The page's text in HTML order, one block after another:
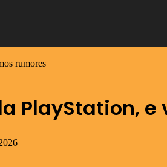
rumores
PlayStation,